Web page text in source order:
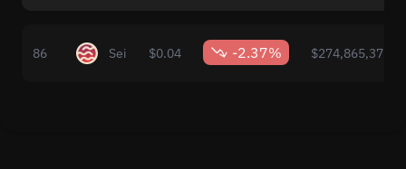
86 Sei $0.04 -2.37%